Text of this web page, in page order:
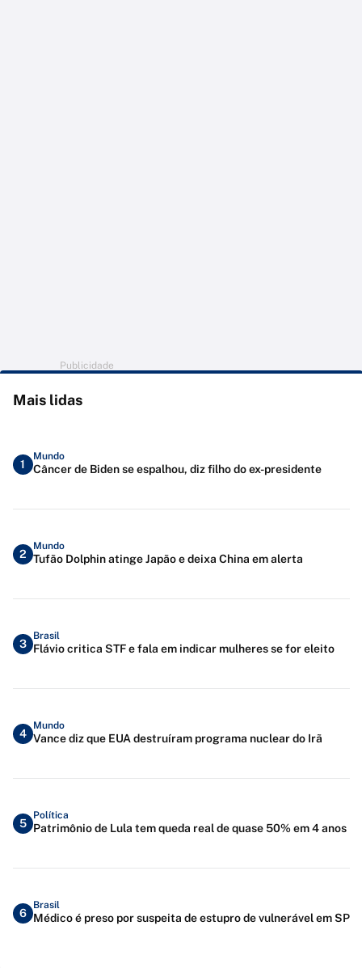
Publicidade
Mais lidas
1
Mundo
Câncer de Biden se espalhou, diz filho do ex-presidente
2
Mundo
Tufão Dolphin atinge Japão e deixa China em alerta
3
Brasil
Flávio critica STF e fala em indicar mulheres se for eleito
4
Mundo
Vance diz que EUA destruíram programa nuclear do Irã
5
Política
Patrimônio de Lula tem queda real de quase 50% em 4 anos
6
Brasil
Médico é preso por suspeita de estupro de vulnerável em SP